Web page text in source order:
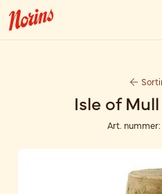
Isle of
Art. nummer: